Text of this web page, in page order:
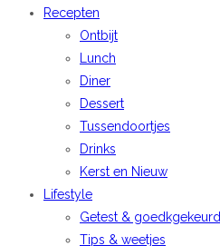
Recepten
Ontbijt
Lunch
Diner
Dessert
Tussendoortjes
Drinks
Kerst en Nieuw
Lifestyle
Getest & goedkgekeurd
Tips & weetjes